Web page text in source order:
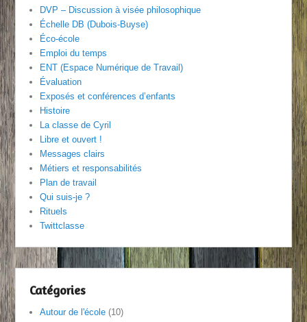
DVP – Discussion à visée philosophique
Échelle DB (Dubois-Buyse)
Éco-école
Emploi du temps
ENT (Espace Numérique de Travail)
Évaluation
Exposés et conférences d’enfants
Histoire
La classe de Cyril
Libre et ouvert !
Messages clairs
Métiers et responsabilités
Plan de travail
Qui suis-je ?
Rituels
Twittclasse
Catégories
Autour de l'école (10)